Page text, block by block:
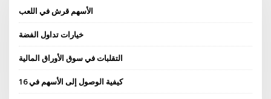
الأسهم قرش في اللعب
خيارات تداول الفضة
التقلبات في سوق الأوراق المالية
كيفية الوصول إلى الأسهم في 16